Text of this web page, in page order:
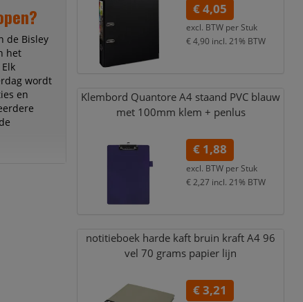
de Bisley
het
wordt
en
€ 4,05
excl. BTW per Stuk
€ 4,90 incl. 21% BTW
Klembord Quantore A4 staand PVC blauw
met 100mm klem + penlus
€ 1,88
excl. BTW per Stuk
€ 2,27 incl. 21% BTW
notitieboek harde kaft bruin kraft A4 96
vel 70 grams papier lijn
€ 3,21